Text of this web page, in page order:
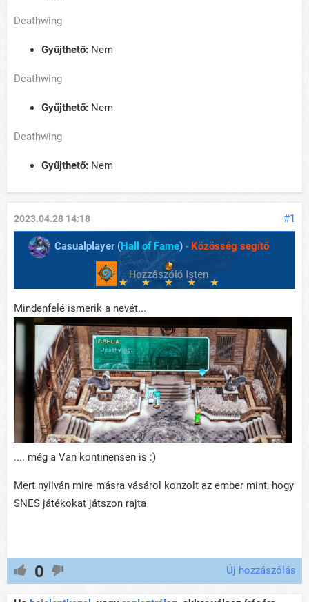
Deathwing
Gyűjthető: Nem
Deathwing
Gyűjthető: Nem
Deathwing
Gyűjthető: Nem
#1
2023.04.28 14:18
Casualplayer (Hall of Fame)- Közösség segítő
Mindenfelé ismerik a nevét...
.... még a Van kontinensen is :)
Mert nyilván mire másra vásárol konzolt az ember mint, hogy
SNES játékokat játszon rajta
0 Új hozzászólás